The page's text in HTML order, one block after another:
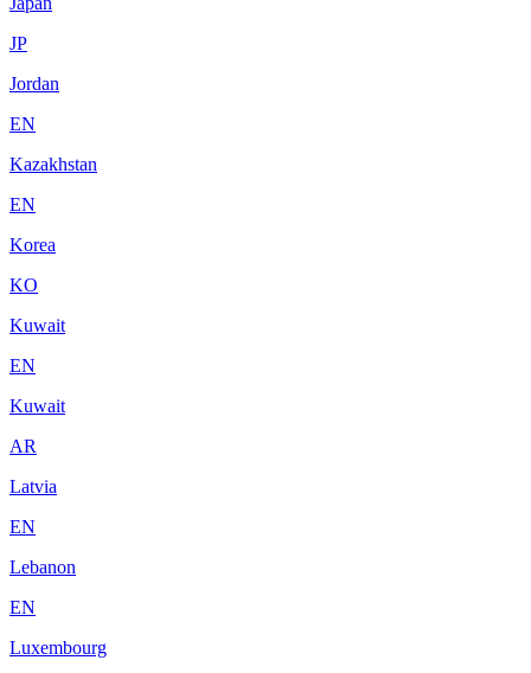
JP
Jordan
EN
Kazakhstan
EN
Korea
KO
Kuwait
EN
Kuwait
AR
Latvia
EN
Lebanon
EN
Luxembourg